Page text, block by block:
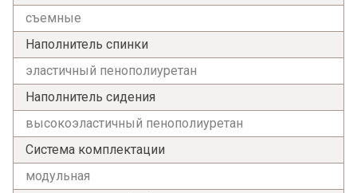
съемные
Наполнитель спинки
эластичный пенополиуретан
Наполнитель сидения
высокоэластичный пенополиуретан
Система комплектации
модульная